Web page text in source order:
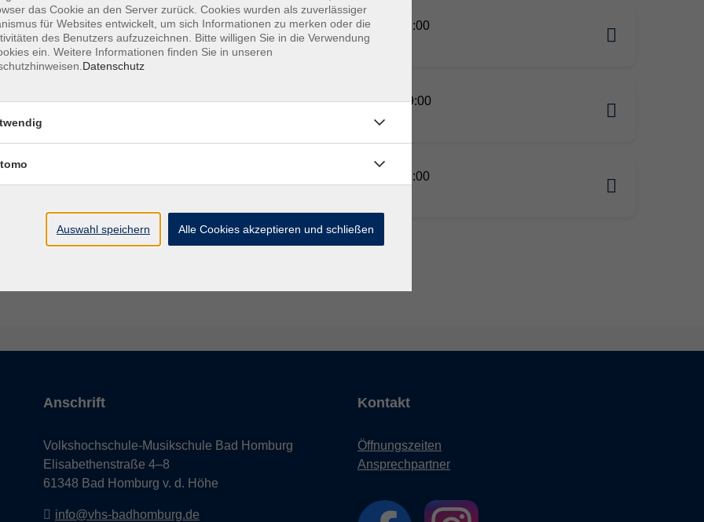
der Illusion (ab 16 Jahren)
Sa. 12.09.2026 11:00
Neu-Anspach
Do. 17.09.2026 19:00
der Illusion (ab 16 Jahren)
Sa. 16.01.2027 11:00
Anschrift
Volkshochschule-Musikschule Bad Homburg
Elisabethenstraße 4–8
61348 Bad Homburg v. d. Höhe
info@vhs-badhomburg.de
Kontakt
Öffnungszeiten
Ansprechpartner
das Cookie an den Server zurück. Cookies wurden als zuverlässiger
für Websites entwickelt, um sich Informationen zu merken oder die
des Benutzers aufzuzeichnen. Bitte willigen Sie in die Verwendung
ein. Weitere Informationen finden Sie in unseren
Datenschutz
Auswahl speichern Alle Cookies akzeptieren und schließen